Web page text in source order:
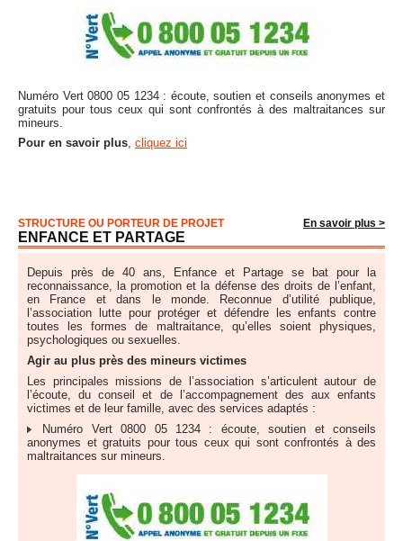
Numéro Vert 0800 05 1234 : écoute, soutien et conseils anonymes et
gratuits pour tous ceux qui sont confrontés à des maltraitances sur
mineurs.
Pour en savoir plus, cliquez ici
STRUCTURE OU PORTEUR DE PROJET En savoir plus >
ENFANCE ET PARTAGE
Depuis près de 40 ans, Enfance et Partage se bat pour la
reconnaissance, la promotion et la défense des droits de l’enfant,
en France et dans le monde. Reconnue d’utilité publique,
l’association lutte pour protéger et défendre les enfants contre
toutes les formes de maltraitance, qu’elles soient physiques,
psychologiques ou sexuelles.
Agir au plus près des mineurs victimes
Les principales missions de l’association s’articulent autour de
l’écoute, du conseil et de l’accompagnement des aux enfants
victimes et de leur famille, avec des services adaptés :
Numéro Vert 0800 05 1234 : écoute, soutien et conseils
anonymes et gratuits pour tous ceux qui sont confrontés à des
maltraitances sur mineurs.